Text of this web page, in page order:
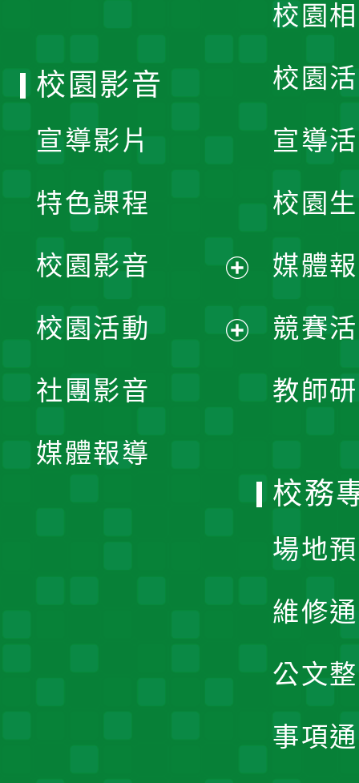
校園
校園
宣導
校園
媒體
競賽
教師
校園影音
宣導影片
特色課程
校園影音
開
校園活動
社團影音
媒體報導
校務
場地
維修
公文
事項